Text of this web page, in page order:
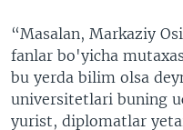
“Masalan, Markaziy
fanlar bo'yicha
bu yerda bilim olsa
universitetlari buning
yurist, diplomatlar